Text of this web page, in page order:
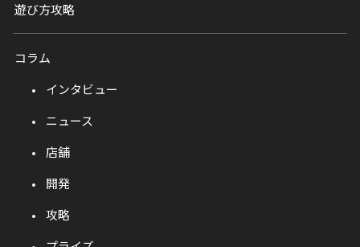
遊び方攻略
コラム
インタビュー
ニュース
店舗
開発
攻略